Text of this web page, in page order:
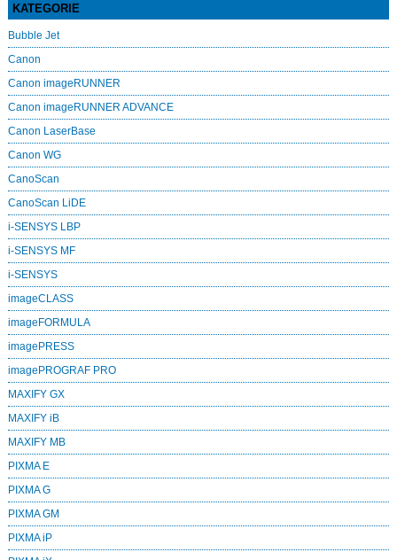
KATEGORIE
Bubble Jet
Canon
Canon imageRUNNER
Canon imageRUNNER ADVANCE
Canon LaserBase
Canon WG
CanoScan
CanoScan LiDE
i-SENSYS LBP
i-SENSYS MF
i‑SENSYS
imageCLASS
imageFORMULA
imagePRESS
imagePROGRAF PRO
MAXIFY GX
MAXIFY iB
MAXIFY MB
PIXMA E
PIXMA G
PIXMA GM
PIXMA iP